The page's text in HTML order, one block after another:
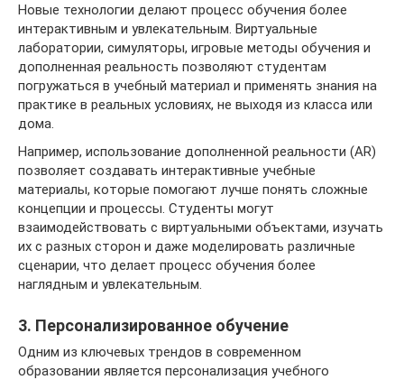
Новые технологии делают процесс обучения более
интерактивным и увлекательным. Виртуальные
лаборатории, симуляторы, игровые методы обучения и
дополненная реальность позволяют студентам
погружаться в учебный материал и применять знания на
практике в реальных условиях, не выходя из класса или
дома.
Например, использование дополненной реальности (AR)
позволяет создавать интерактивные учебные
материалы, которые помогают лучше понять сложные
концепции и процессы. Студенты могут
взаимодействовать с виртуальными объектами, изучать
их с разных сторон и даже моделировать различные
сценарии, что делает процесс обучения более
наглядным и увлекательным.
3. Персонализированное обучение
Одним из ключевых трендов в современном
образовании является персонализация учебного